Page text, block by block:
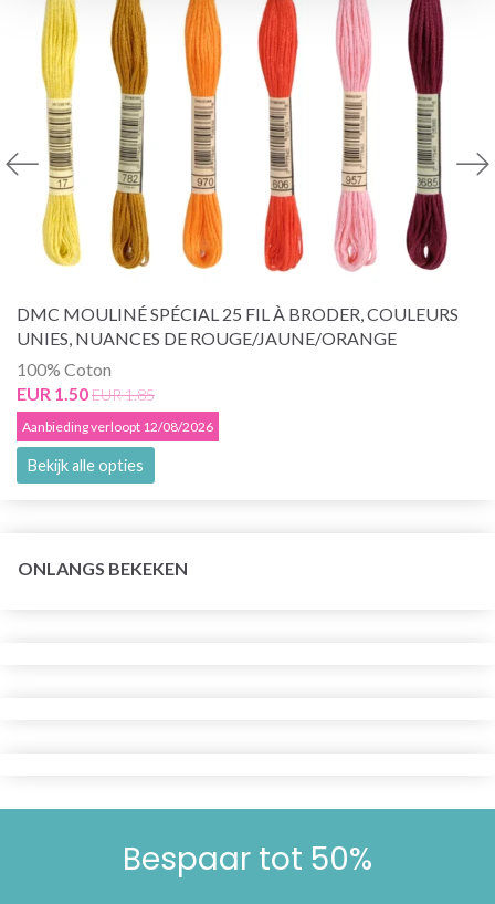
DMC MOULINÉ SPÉCIAL 25 FIL À BRODER, COULEURS
UNIES, NUANCES DE ROUGE/JAUNE/ORANGE
100% Coton
EUR 1.50EUR 1.85
Aanbieding verloopt 12/08/2026
Bekijk alle opties
ONLANGS BEKEKEN
Bespaar tot 50%